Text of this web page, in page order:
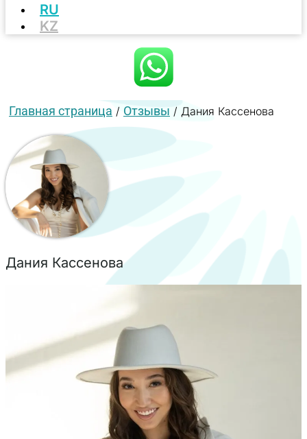
RU
KZ
Главная страница / Отзывы / Дания Кассенова
Дания Кассенова